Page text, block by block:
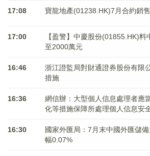
17:08 寶龍地產(01238.HK)7月合約銷
17:00
【盈警】中慶股份(01855.HK)
至2000萬元
16:46
浙江證監局對財通證券股份有限
措施
16:36
網信辦：大型個人信息處理者應
化等措施保障所處理個人信息安
16:30
國家外匯局：7月末中國外匯儲
幅0.07%